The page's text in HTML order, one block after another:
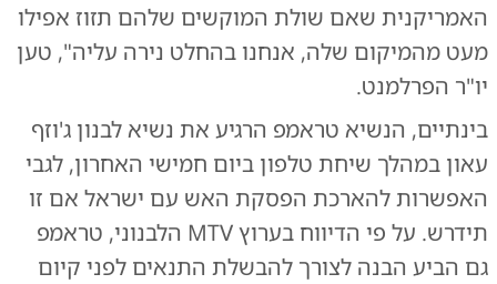
האמריקנית שאם שולת המוקשים שלהם תזוז אפילו
מעט מהמיקום שלה, אנחנו בהחלט נירה עליה", טען
יו"ר הפרלמנט.
בינתיים, הנשיא טראמפ הרגיע את נשיא לבנון ג'וזף
עאון במהלך שיחת טלפון ביום חמישי האחרון, לגבי
האפשרות להארכת הפסקת האש עם ישראל אם זו
תידרש. על פי הדיווח בערוץ MTV הלבנוני, טראמפ
גם הביע הבנה לצורך להבשלת התנאים לפני קיום